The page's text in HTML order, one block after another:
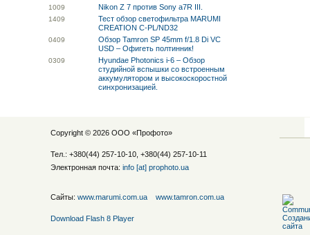
1009 Nikon Z 7 против Sony a7R III.
1409
Тест обзор светофильтра MARUMI
CREATION C-PL/ND32
0409
Обзор Tamron SP 45mm f/1.8 Di VC
USD – Офигеть полтинник!
0309
Hyundae Photonics i-6 – Обзор
студийной вспышки со встроенным
аккумулятором и высокоскоростной
синхронизацией.
Copyright © 2026 ООО «Профото»
Тел.: +380(44) 257-10-10, +380(44) 257-10-11
Электронная почта: info [at] prophoto.ua
Сайты: www.marumi.com.ua www.tamron.com.ua
Download Flash 8 Player